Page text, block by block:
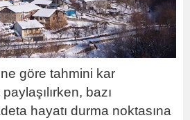
göre tahmini kar
bazı
hayatı durma noktasına